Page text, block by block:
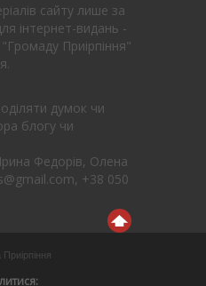
сайту лише за
інтернет-видань -
Приірпіння"
думок чи
блогу чи
Федорів, Олена
+38 050